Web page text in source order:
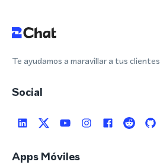
Te ayudamos a maravillar a tus clientes
Social
Apps Móviles